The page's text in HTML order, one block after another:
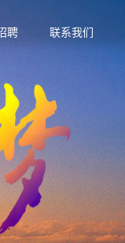
聘 联系我们